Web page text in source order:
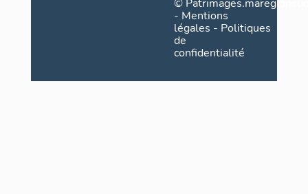
©
- Mentions
légales - Politiques
de
confidentialité